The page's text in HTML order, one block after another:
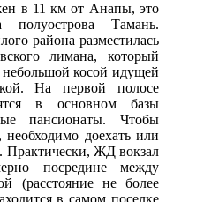
в 11 км от Анапы, это
полуострова Тамань.
района разместилась
лимана, который
небольшой косой идущей
На первой полосе
в основном базы
пансионаты. Чтобы
необходимо доехать или
Практически, ЖД вокзал
посредине между
(расстояние не более